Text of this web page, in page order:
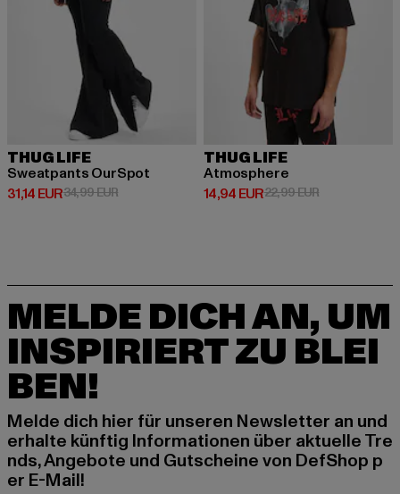
THUG LIFE
Sweatpants OurSpot
31,14 EUR
Derzeitiger Preis: 31,14 EUR
34,99 EURAktionspreis: 34,99 EUR
THUG LIFE
Atmosphere
14,94 EUR
Derzeitiger Preis: 14,94 EUR
22,99 EURAktionspreis:
MELDE DICH AN, UM
INSPIRIERT ZU BLEI
BEN!
Melde dich hier für unseren Newsletter an und
erhalte künftig Informationen über aktuelle Tre
nds, Angebote und Gutscheine von DefShop p
er E-Mail!